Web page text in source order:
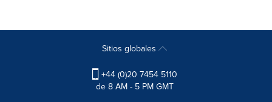
Sitios globales
+44 (0)20 7454 5110
de 8 AM - 5 PM GMT